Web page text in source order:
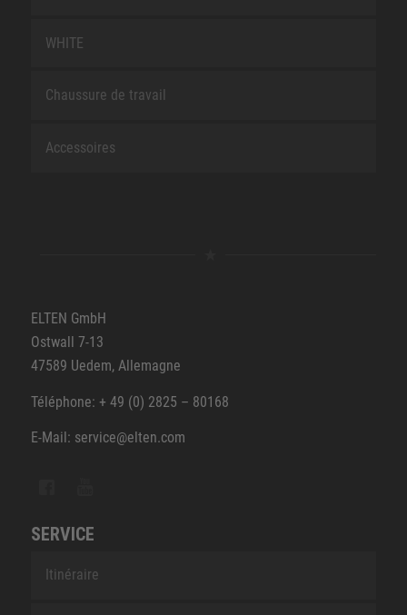
WHITE
Chaussure de travail
Accessoires
ELTEN GmbH
Ostwall 7-13
47589 Uedem, Allemagne
Téléphone: + 49 (0) 2825 – 80168
E-Mail: service@elten.com
SERVICE
Itinéraire